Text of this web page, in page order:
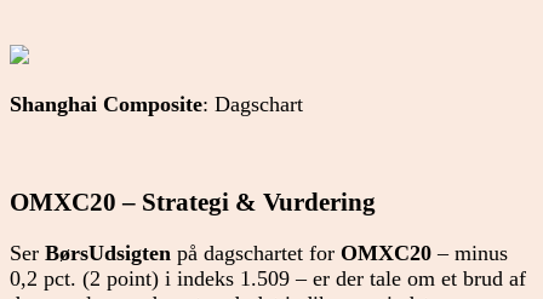
Shanghai Composite: Dagschart
OMXC20 – Strategi & Vurdering
Ser BørsUdsigten på dagschartet for OMXC20 – minus
0,2 pct. (2 point) i indeks 1.509 – er der tale om et brud af